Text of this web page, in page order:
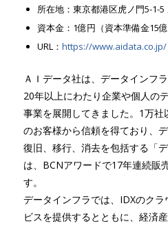
所在地：東京都港区虎ノ門5-1-
資本金：1億円（資本準備金15億
URL： https://www.aidata.co.jp/
ＡＩデータ社は、データインフ
20年以上にわたり企業や個人の
事業を展開してきました。1万
のお客様から信頼を得ており、
復旧、移行、消去を包括する「
は、BCNアワードで17年連続販
す。
データインフラでは、IDXのク
ビスを提供するとともに、経済